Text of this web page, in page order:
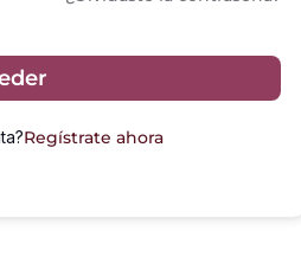
Regístrate ahora